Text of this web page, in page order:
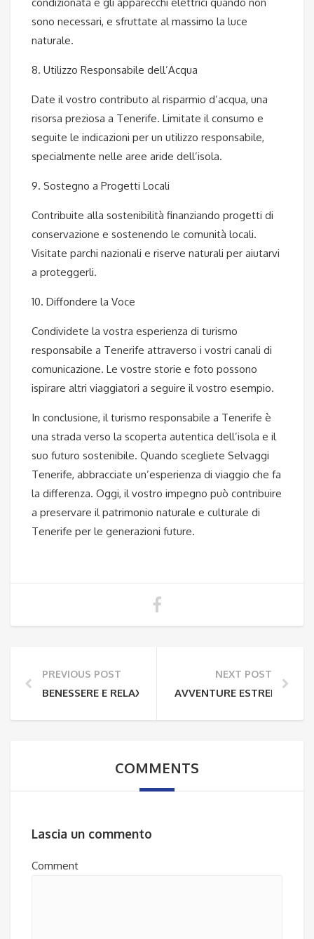
sono necessari, e sfruttate al massimo la luce
naturale.
8. Utilizzo Responsabile dell’Acqua
Date il vostro contributo al risparmio d’acqua, una
risorsa preziosa a Tenerife. Limitate il consumo e
seguite le indicazioni per un utilizzo responsabile,
specialmente nelle aree aride dell’isola.
9. Sostegno a Progetti Locali
Contribuite alla sostenibilità finanziando progetti di
conservazione e sostenendo le comunità locali.
Visitate parchi nazionali e riserve naturali per aiutarvi
a proteggerli.
10. Diffondere la Voce
Condividete la vostra esperienza di turismo
responsabile a Tenerife attraverso i vostri canali di
comunicazione. Le vostre storie e foto possono
ispirare altri viaggiatori a seguire il vostro esempio.
In conclusione, il turismo responsabile a Tenerife è
una strada verso la scoperta autentica dell’isola e il
suo futuro sostenibile. Quando scegliete Selvaggi
Tenerife, abbracciate un’esperienza di viaggio che fa
la differenza. Oggi, il vostro impegno può contribuire
a preservare il patrimonio naturale e culturale di
Tenerife per le generazioni future.
PREVIOUS POST
BENESSERE E RELAX A TENERIFE: LA GUIDA
NEXT POST
AVVENTURE ESTREME A
COMMENTS
Lascia un commento
Comment